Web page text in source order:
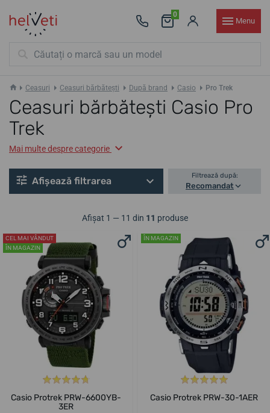
0
Menu
Ceasuri Ceasuri bărbătești După brand Casio Pro Trek
Ceasuri bărbătești Casio Pro
Trek
Mai multe despre categorie
Afișează filtrarea Filtrează după:
Recomandat
Afișat 1 — 11 din 11 produse
CEL MAI VÂNDUT
ÎN MAGAZIN
Casio Protrek PRW-6600YB-
3ER
ÎN MAGAZIN
Casio Protrek PRW-30-1AER